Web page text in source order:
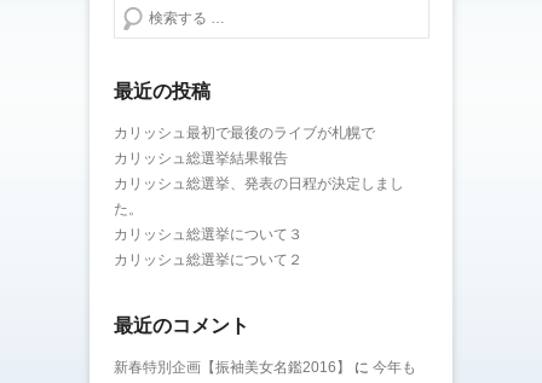
検索する
最近の投稿
カリッシュ最初で最後のライブが札幌で
カリッシュ総選挙結果報告
カリッシュ総選挙、発表の日程が決定しまし
た。
カリッシュ総選挙について３
カリッシュ総選挙について２
最近のコメント
新春特別企画【振袖美女名鑑2016】 に 今年も